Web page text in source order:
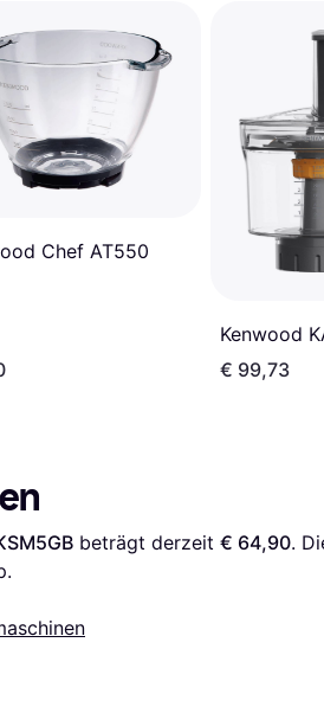
Chef AT550
Kenwood
€ 99,73
beträgt derzeit € 64,90.